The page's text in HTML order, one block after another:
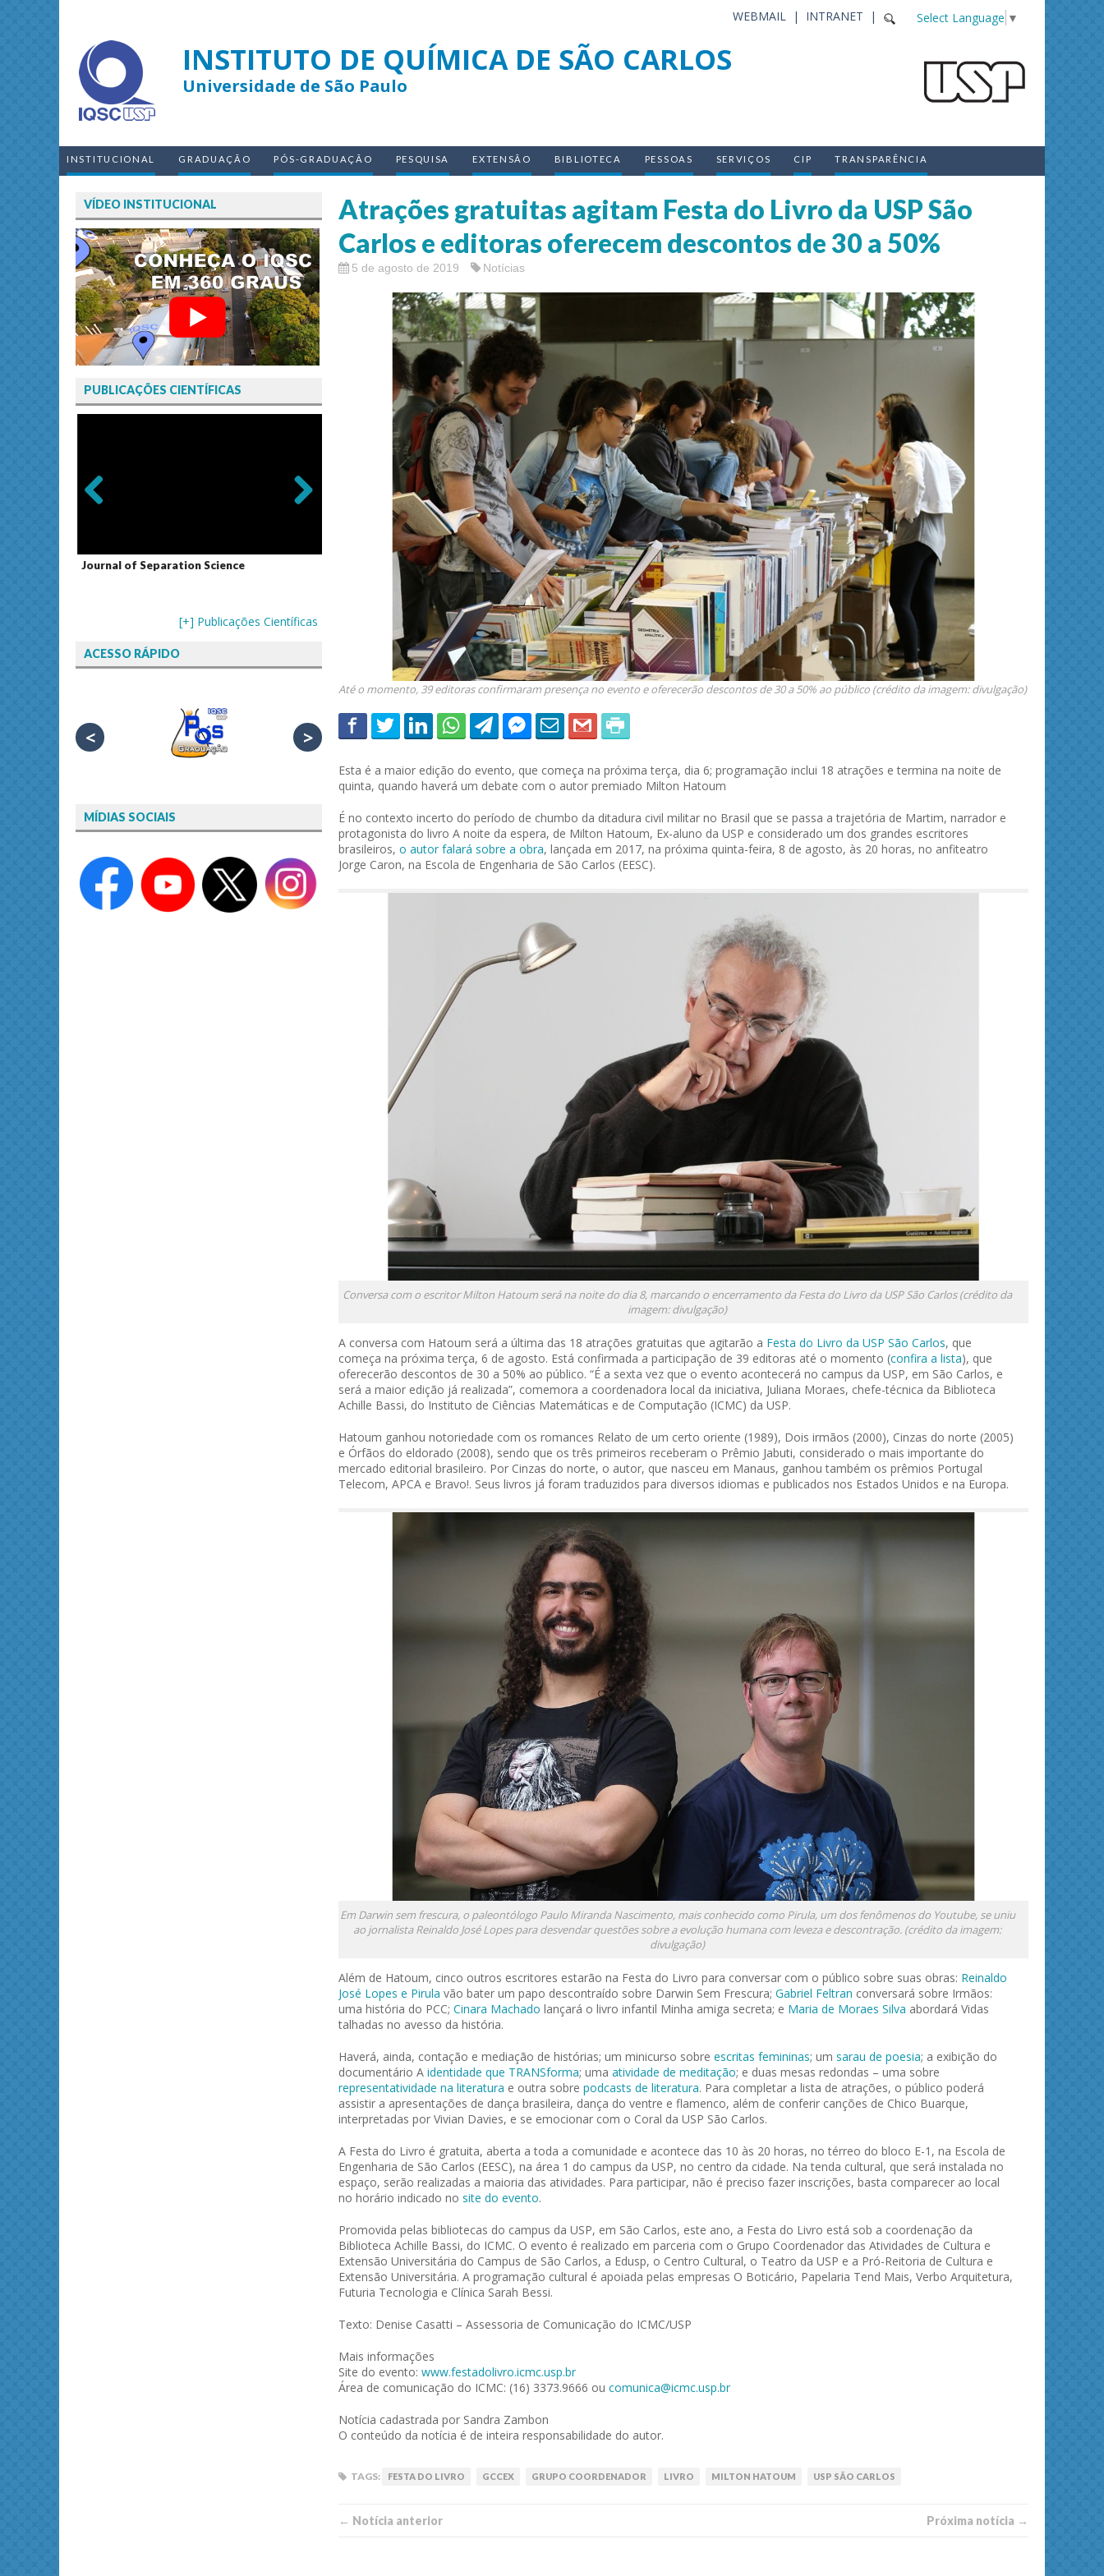
Select Language ▼
INTRANET |
WEBMAIL |
INSTITUTO DE QUÍMICA DE SÃO CARLOS
Universidade de São Paulo
INSTITUCIONAL GRADUAÇÃO PÓS-GRADUAÇÃO PESQUISA EXTENSÃO BIBLIOTECA PESSOAS SERVIÇOS CIP TRANSPARÊNCIA
Atrações gratuitas agitam Festa do Livro da USP São
Carlos e editoras oferecem descontos de 30 a 50%
5 de agosto de 2019 Notícias
Até o momento, 39 editoras confirmaram presença no evento e oferecerão descontos de 30 a 50% ao público (crédito da imagem: divulgação)
Esta é a maior edição do evento, que começa na próxima terça, dia 6; programação inclui 18 atrações e termina na noite de
quinta, quando haverá um debate com o autor premiado Milton Hatoum
É no contexto incerto do período de chumbo da ditadura civil militar no Brasil que se passa a trajetória de Martim, narrador e
protagonista do livro A noite da espera, de Milton Hatoum, Ex-aluno da USP e considerado um dos grandes escritores
brasileiros, o autor falará sobre a obra, lançada em 2017, na próxima quinta-feira, 8 de agosto, às 20 horas, no anfiteatro
Jorge Caron, na Escola de Engenharia de São Carlos (EESC).
Conversa com o escritor Milton Hatoum será na noite do dia 8, marcando o encerramento da Festa do Livro da USP São Carlos (crédito da
imagem: divulgação)
A conversa com Hatoum será a última das 18 atrações gratuitas que agitarão a Festa do Livro da USP São Carlos, que
começa na próxima terça, 6 de agosto. Está confirmada a participação de 39 editoras até o momento (confira a lista), que
oferecerão descontos de 30 a 50% ao público. “É a sexta vez que o evento acontecerá no campus da USP, em São Carlos, e
será a maior edição já realizada”, comemora a coordenadora local da iniciativa, Juliana Moraes, chefe-técnica da Biblioteca
Achille Bassi, do Instituto de Ciências Matemáticas e de Computação (ICMC) da USP.
Hatoum ganhou notoriedade com os romances Relato de um certo oriente (1989), Dois irmãos (2000), Cinzas do norte (2005)
e Órfãos do eldorado (2008), sendo que os três primeiros receberam o Prêmio Jabuti, considerado o mais importante do
mercado editorial brasileiro. Por Cinzas do norte, o autor, que nasceu em Manaus, ganhou também os prêmios Portugal
Telecom, APCA e Bravo!. Seus livros já foram traduzidos para diversos idiomas e publicados nos Estados Unidos e na Europa.
Em Darwin sem frescura, o paleontólogo Paulo Miranda Nascimento, mais conhecido como Pirula, um dos fenômenos do Youtube, se uniu
ao jornalista Reinaldo José Lopes para desvendar questões sobre a evolução humana com leveza e descontração. (crédito da imagem:
divulgação)
Além de Hatoum, cinco outros escritores estarão na Festa do Livro para conversar com o público sobre suas obras: Reinaldo
José Lopes e Pirula vão bater um papo descontraído sobre Darwin Sem Frescura; Gabriel Feltran conversará sobre Irmãos:
uma história do PCC; Cinara Machado lançará o livro infantil Minha amiga secreta; e Maria de Moraes Silva abordará Vidas
talhadas no avesso da história.
Haverá, ainda, contação e mediação de histórias; um minicurso sobre escritas femininas; um sarau de poesia; a exibição do
documentário A identidade que TRANSforma; uma atividade de meditação; e duas mesas redondas – uma sobre
representatividade na literatura e outra sobre podcasts de literatura. Para completar a lista de atrações, o público poderá
assistir a apresentações de dança brasileira, dança do ventre e flamenco, além de conferir canções de Chico Buarque,
interpretadas por Vivian Davies, e se emocionar com o Coral da USP São Carlos.
A Festa do Livro é gratuita, aberta a toda a comunidade e acontece das 10 às 20 horas, no térreo do bloco E-1, na Escola de
Engenharia de São Carlos (EESC), na área 1 do campus da USP, no centro da cidade. Na tenda cultural, que será instalada no
espaço, serão realizadas a maioria das atividades. Para participar, não é preciso fazer inscrições, basta comparecer ao local
no horário indicado no site do evento.
Promovida pelas bibliotecas do campus da USP, em São Carlos, este ano, a Festa do Livro está sob a coordenação da
Biblioteca Achille Bassi, do ICMC. O evento é realizado em parceria com o Grupo Coordenador das Atividades de Cultura e
Extensão Universitária do Campus de São Carlos, a Edusp, o Centro Cultural, o Teatro da USP e a Pró-Reitoria de Cultura e
Extensão Universitária. A programação cultural é apoiada pelas empresas O Boticário, Papelaria Tend Mais, Verbo Arquitetura,
Futuria Tecnologia e Clínica Sarah Bessi.
Texto: Denise Casatti – Assessoria de Comunicação do ICMC/USP
Mais informações
Site do evento: www.festadolivro.icmc.usp.br
Área de comunicação do ICMC: (16) 3373.9666 ou comunica@icmc.usp.br
Notícia cadastrada por Sandra Zambon
O conteúdo da notícia é de inteira responsabilidade do autor.
TAGS: FESTA DO LIVRO GCCEX GRUPO COORDENADOR LIVRO MILTON HATOUM USP SÃO CARLOS
← Notí­cia anterior Próxima notí­­cia →
VÍDEO INSTITUCIONAL
PUBLICAÇÕES CIENTÍFICAS
Journal of Separation Science
Sustainable Energy Technologies and
Journal of Molecular Liquids Solid State Nuclear Magnetic Resonance
[+] Publicações Científicas
ACESSO RÁPIDO
< >
MÍDIAS SOCIAIS